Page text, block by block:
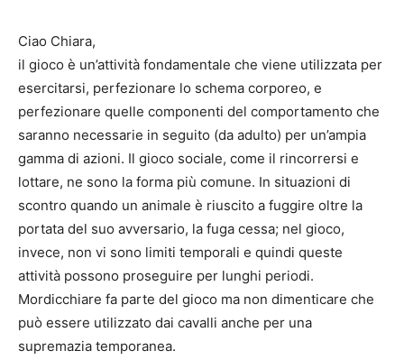
Ciao Chiara,
il gioco è un’attività fondamentale che viene utilizzata per
esercitarsi, perfezionare lo schema corporeo, e
perfezionare quelle componenti del comportamento che
saranno necessarie in seguito (da adulto) per un’ampia
gamma di azioni. Il gioco sociale, come il rincorrersi e
lottare, ne sono la forma più comune. In situazioni di
scontro quando un animale è riuscito a fuggire oltre la
portata del suo avversario, la fuga cessa; nel gioco,
invece, non vi sono limiti temporali e quindi queste
attività possono proseguire per lunghi periodi.
Mordicchiare fa parte del gioco ma non dimenticare che
può essere utilizzato dai cavalli anche per una
supremazia temporanea.